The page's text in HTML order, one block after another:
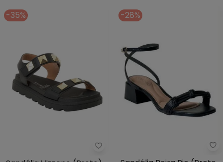
-35%
Vizzano - Sandália Vizzano
-28%